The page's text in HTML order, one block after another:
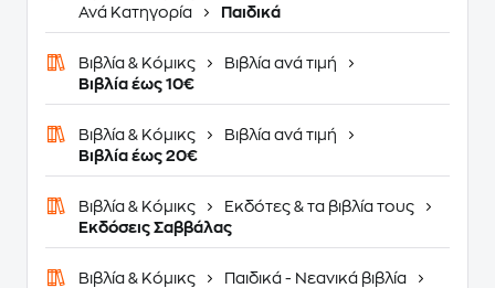
Ανά Κατηγορία
Παιδικά
Βιβλία & Κόμικς
Βιβλία ανά τιμή
Βιβλία έως 10€
Βιβλία & Κόμικς
Βιβλία ανά τιμή
Βιβλία έως 20€
Βιβλία & Κόμικς
Εκδότες & τα βιβλία τους
Εκδόσεις Σαββάλας
Βιβλία & Κόμικς
Παιδικά - Νεανικά βιβλία